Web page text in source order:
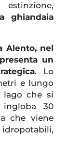
ghiandaia
Alento, nel
un
. Lo
e lungo
lago che si
30
che viene